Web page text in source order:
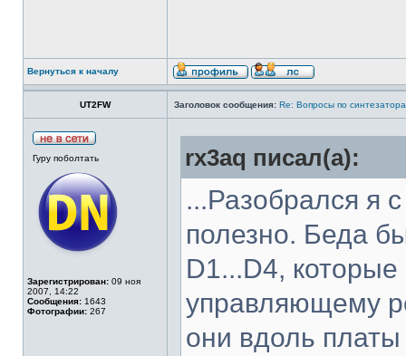
Вернуться к началу
UT2FW Заголовок сообщения: Re: Вопросы по
Гуру поболтать
Зарегистрирован: 09 ноя
2007, 14:22
Сообщения: 1643
Фотографии: 267
rx3aq писал(а):
...Разобрался я
полезно. Беда
D1...D4,
управляющему
они вдоль платы